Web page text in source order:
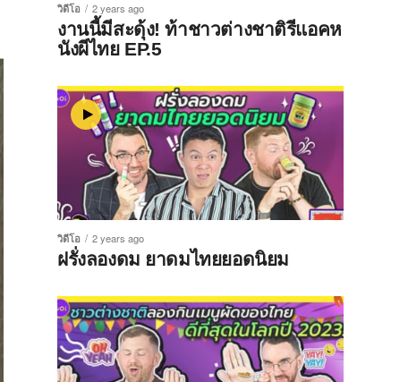
วิดีโอ 2 years ago
งานนี้มีสะดุ้ง! ท้าชาวต่างชาติรีแอคห
นังผีไทย EP.5
วิดีโอ 2 years ago
ฝรั่งลองดม ยาดมไทยยอดนิยม